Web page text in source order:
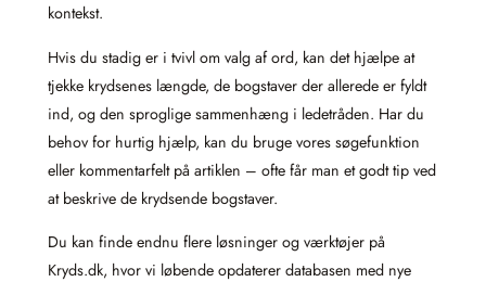
kontekst.
Hvis du stadig er i tvivl om valg af ord, kan det hjælpe at
tjekke krydsenes længde, de bogstaver der allerede er fyldt
ind, og den sproglige sammenhæng i ledetråden. Har du
behov for hurtig hjælp, kan du bruge vores søgefunktion
eller kommentarfelt på artiklen – ofte får man et godt tip ved
at beskrive de krydsende bogstaver.
Du kan finde endnu flere løsninger og værktøjer på
Kryds.dk, hvor vi løbende opdaterer databasen med nye